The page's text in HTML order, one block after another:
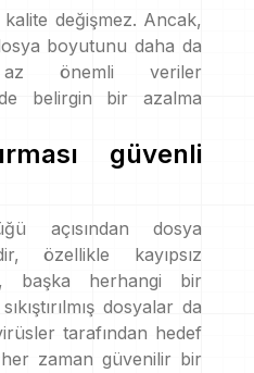
kalite değişmez. Ancak,
boyutunu daha da
önemli veriler
belirgin bir azalma
güvenli
açısından dosya
özellikle kayıpsız
başka herhangi bir
dosyalar da
tarafından hedef
zaman güvenilir bir